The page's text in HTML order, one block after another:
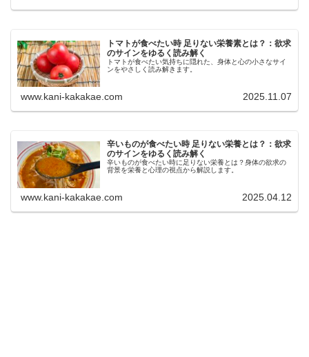
トマトが食べたい時 足りない栄養素とは？：欲求
のサインをゆるく読み解く
トマトが食べたい気持ちに隠れた、身体と心の小さなサイ
ンをやさしく読み解きます。
www.kani-kakakae.com 2025.11.07
辛いものが食べたい時 足りない栄養とは？：欲求
のサインをゆるく読み解く
辛いものが食べたい時に足りない栄養とは？身体の欲求の
背景を栄養と心理の視点から解説します。
www.kani-kakakae.com 2025.04.12